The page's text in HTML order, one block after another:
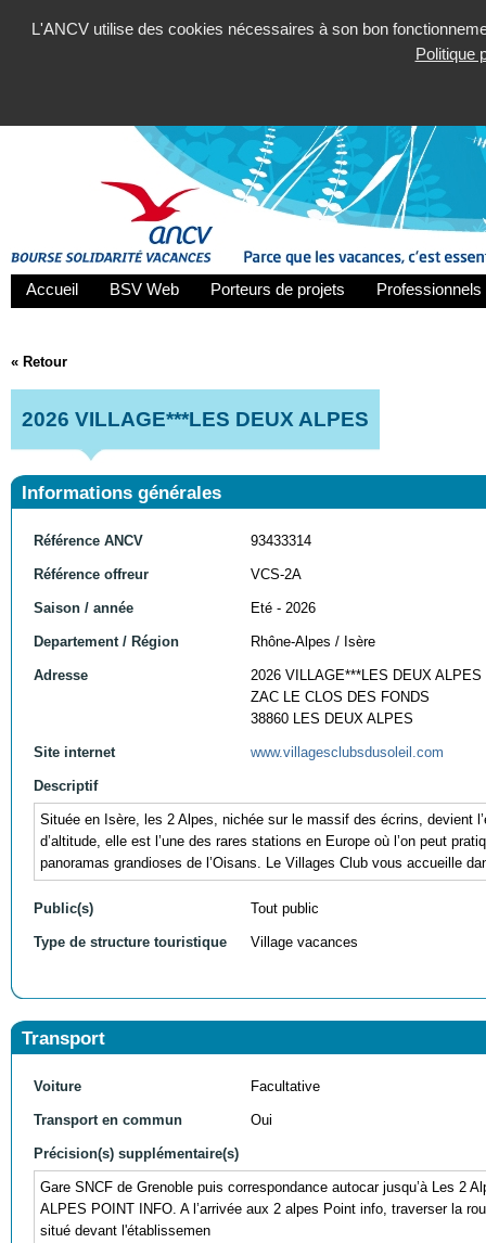
L'ANCV utilise des cookies nécessaires à son bon
Politique
Accueil BSV Web Porteurs de projets
« Retour
2026 VILLAGE***LES DEUX ALPES
Informations générales
Référence ANCV 93433314
Référence offreur VCS-2A
Saison / année Eté - 2026
Departement / Région Rhône-Alpes / Isère
Adresse
2026 VILLAGE***LES DEUX ALPES
ZAC LE CLOS DES FONDS
38860 LES DEUX ALPES
Site internet www.villagesclubsdusoleil.com
Descriptif
Située en Isère, les 2 Alpes, nichée sur le massif des écrins, devient
d’altitude, elle est l’une des rares stations en Europe où l’on peut
panoramas grandioses de l’Oisans. Le Villages Club vous accueille
Public(s) Tout public
Type de structure touristique Village vacances
Transport
Voiture Facultative
Transport en commun Oui
Précision(s) supplémentaire(s)
Gare SNCF de Grenoble puis correspondance autocar jusqu’à Les 2
ALPES POINT INFO. A l’arrivée aux 2 alpes Point info, traverser la
situé devant l'établissemen